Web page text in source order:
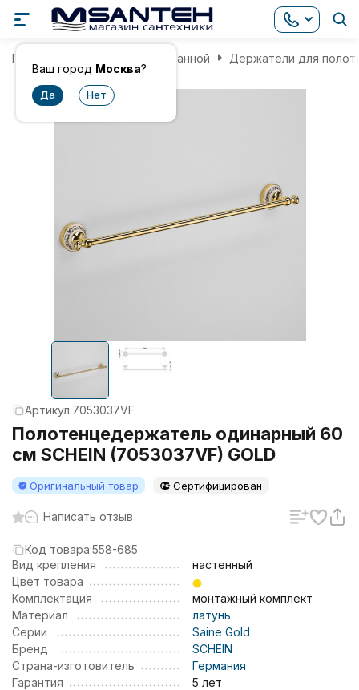
Ваш город Москва?
Главная Аксессуары для ванной Держатели для
Артикул:7053037VF
Полотенцедержатель одинарный 60
см SCHEIN (7053037VF) GOLD
Оригинальный товар Сертифицирован
Написать отзыв
Код товара:558-685
Вид крепления
настенный
Цвет товара
Комплектация
монтажный комплект
Материал
латунь
Серии
Saine Gold
Бренд
SCHEIN
Страна-изготовитель
Германия
Гарантия
5 лет